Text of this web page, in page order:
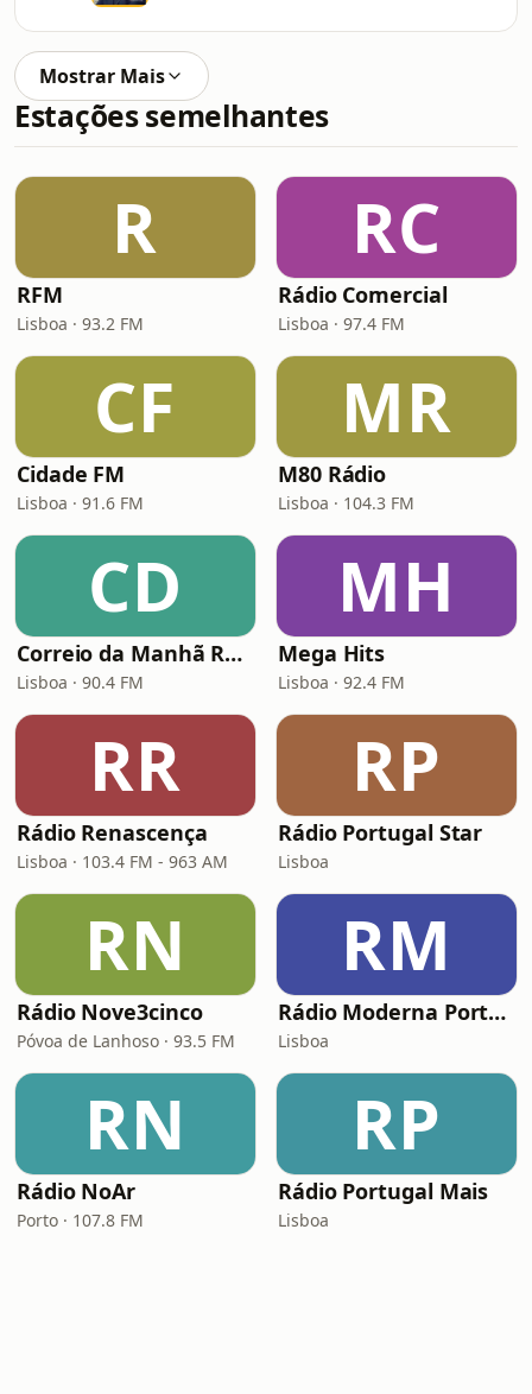
Mostrar Mais
Estações semelhantes
R
RFM
Lisboa · 93.2 FM
RC
Rádio Comercial
Lisboa · 97.4 FM
CF
Cidade FM
Lisboa · 91.6 FM
MR
M80 Rádio
Lisboa · 104.3 FM
CD
Correio da Manhã Rádio (CM Rádio)
Lisboa · 90.4 FM
MH
Mega Hits
Lisboa · 92.4 FM
RR
Rádio Renascença
Lisboa · 103.4 FM - 963 AM
RP
Rádio Portugal Star
Lisboa
RN
Rádio Nove3cinco
Póvoa de Lanhoso · 93.5 FM
RM
Rádio Moderna Portugal
Lisboa
RN
Rádio NoAr
Porto · 107.8 FM
RP
Rádio Portugal Mais
Lisboa